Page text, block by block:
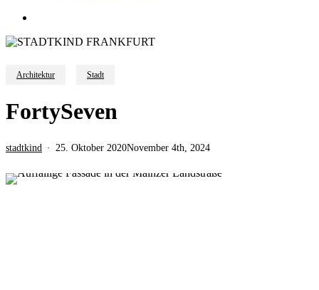
Architektur Stadt
FortySeven
stadtkind 25. Oktober 2020November 4th, 2024